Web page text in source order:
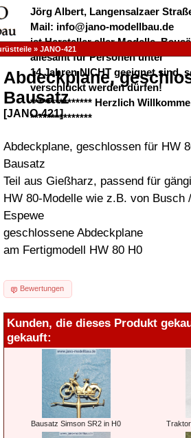
Jörg Albert, Langensalzaer
Mail: info@jano-modellbau.de
ist Hersteller aller Modelle,
allesamt für Personen unter
14 Jahren NICHT geeignet sind,
verschluckt werden dürfen!
*************** Herzlich
***************
» JANO-421
Abdeckplane,
Bausatz
[JANO-421]
Abdeckplane, geschlossen für HW
Bausatz
Teil aus Gießharz, passend für
HW 80-Modelle wie z.B. von Busch /
Espewe
geschlossene Abdeckplane
am Fertigmodell HW 80 H0
Bewertungen
Kunden, die dieses Produkt
gekauft:
Bausatz Simson SR2 in H0